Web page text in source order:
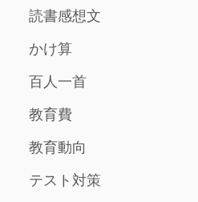
読書感想文
かけ算
百人一首
教育費
教育動向
テスト対策